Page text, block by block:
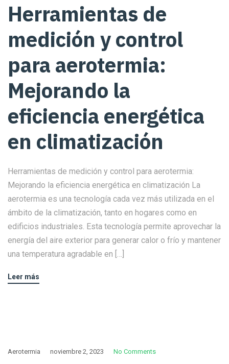
Herramientas de
medición y control
para aerotermia:
Mejorando la
eficiencia energética
en climatización
Herramientas de medición y control para aerotermia:
Mejorando la eficiencia energética en climatización La
aerotermia es una tecnología cada vez más utilizada en el
ámbito de la climatización, tanto en hogares como en
edificios industriales. Esta tecnología permite aprovechar la
energía del aire exterior para generar calor o frío y mantener
una temperatura agradable en […]
Leer más
Aerotermia noviembre 2, 2023 No Comments